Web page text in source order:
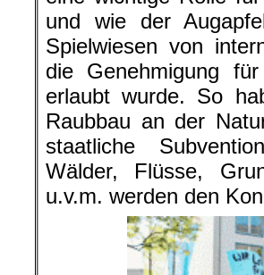
und wie der
Spielwiesen von
die Genehmigung
erlaubt wurde. So
Raubbau an der
staatliche
Wälder, Flüsse,
u.v.m. werden den